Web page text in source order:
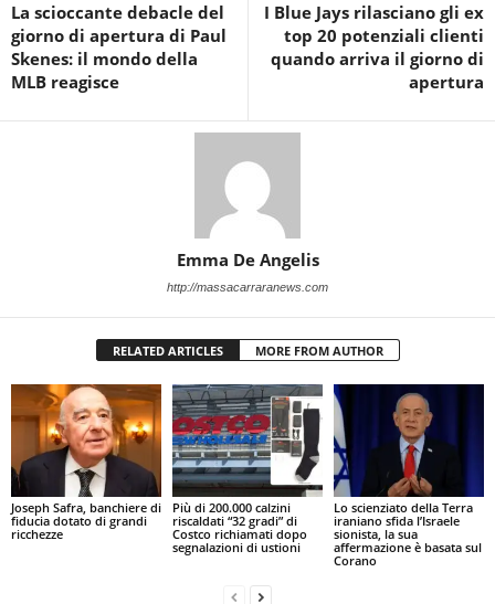
La scioccante debacle del
giorno di apertura di Paul
Skenes: il mondo della
MLB reagisce
I Blue Jays rilasciano gli ex
top 20 potenziali clienti
quando arriva il giorno di
apertura
Emma De Angelis
http://massacarraranews.com
RELATED ARTICLES MORE FROM AUTHOR
Joseph Safra, banchiere di
fiducia dotato di grandi
ricchezze
Più di 200.000 calzini
riscaldati “32 gradi” di
Costco richiamati dopo
segnalazioni di ustioni
Lo scienziato della Terra
iraniano sfida l’Israele
sionista, la sua
affermazione è basata sul
Corano